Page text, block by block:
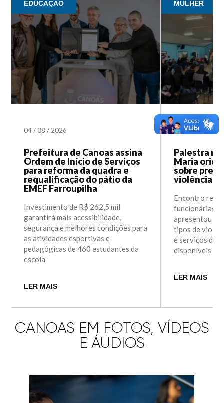
EDUCAÇÃO
04/08/ 2026
Prefeitura de Canoas assina
Ordem de Início de Serviços
para reforma da quadra e
requalificação do pátio da
EMEF Farroupilha
Investimento de R$ 262,5 mil
garantirá mais acessibilidade,
segurança e melhores condições para
as atividades esportivas e
pedagógicas de 460 estudantes da
escola
LER MAIS
MULHER
31 /07/ 2026
Palestra na
Maria
sobre
violência
Encontro
funcionárias
apresentou
tipos de
e serviços de
disponíveis
LER MAIS
CANOAS EM FOTOS, VÍDEOS
E ÁUDIOS